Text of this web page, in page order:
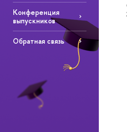
Конференция
выпускников
Обратная связь